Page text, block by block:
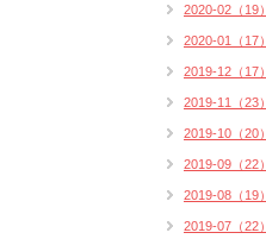
2020-02（19）
2020-01（17）
2019-12（17）
2019-11（23）
2019-10（20）
2019-09（22）
2019-08（19）
2019-07（22）